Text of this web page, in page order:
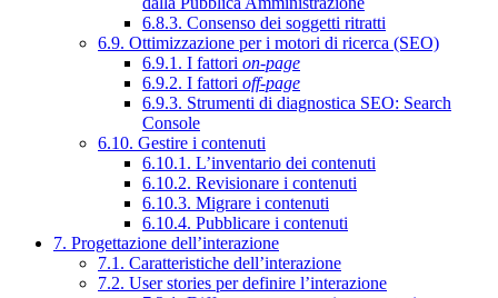
6.8.3. Consenso dei soggetti ritratti
6.9. Ottimizzazione per i motori di ricerca (SEO)
6.9.1. I fattori on-page
6.9.2. I fattori off-page
6.9.3. Strumenti di diagnostica SEO: Search
Console
6.10. Gestire i contenuti
6.10.1. L’inventario dei contenuti
6.10.2. Revisionare i contenuti
6.10.3. Migrare i contenuti
6.10.4. Pubblicare i contenuti
7. Progettazione dell’interazione
7.1. Caratteristiche dell’interazione
7.2. User stories per definire l’interazione